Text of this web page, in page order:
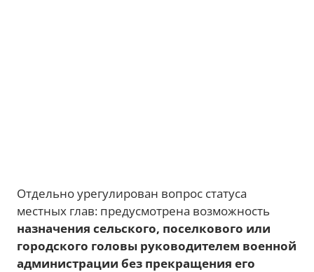
Отдельно урегулирован вопрос статуса
местных глав: предусмотрена возможность
назначения сельского, поселкового или
городского головы руководителем военной
администрации без прекращения его